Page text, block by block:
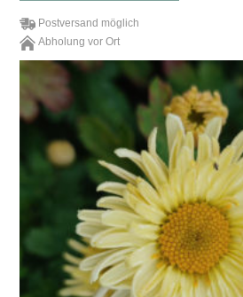
Postversand möglich
Abholung vor Ort